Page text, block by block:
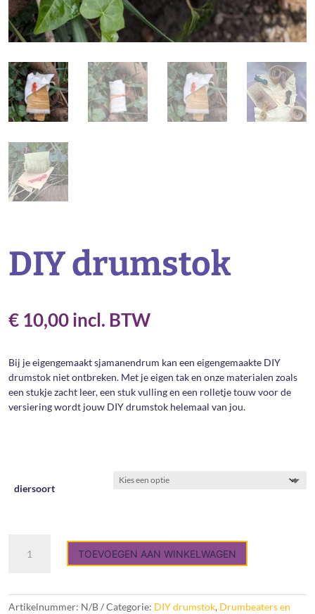
DIY drumstok
€ 10,00incl. BTW
Bij je eigengemaakt sjamanendrum kan een eigengemaakte DIY
drumstok niet ontbreken. Met je eigen tak en onze materialen zoals
een stukje zacht leer, een stuk vulling en een rolletje touw voor de
versiering wordt jouw DIY drumstok helemaal van jou.
diersoort
drumstok
TOEVOEGEN AAN WINKELWAGEN
Artikelnummer: N/B Categorie: DIY drumstok, Drumbeaters en